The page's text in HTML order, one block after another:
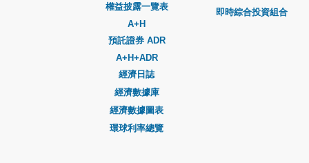
權益披露一覽表
A+H
預託證券 ADR
A+H+ADR
經濟日誌
經濟數據庫
經濟數據圖表
環球利率總覽
即時綜合投資組合